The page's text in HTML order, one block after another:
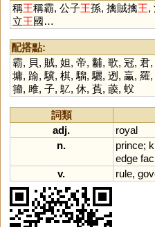
稱王稱霸, 公子王孫, 擒賊擒王,
立王國…
配搭點:
霸, 貝, 賊, 妲, 帝, 黼, 歌, 冠, 君,
墉, 踰, 驥, 棋, 騮, 驪, 迾 , 臝, 羅,
籀, 雎, 子, 鳦, 休, 萯, 藈, 蚥
詞類
adj.
royal
n.
prince;
edge
v.
rule,